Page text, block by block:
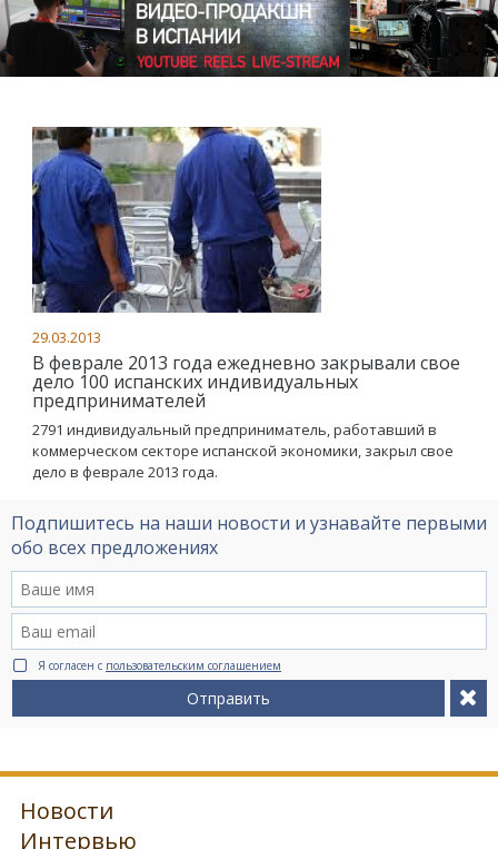
29.03.2013
В феврале 2013 года ежедневно закрывали свое
дело 100 испанских индивидуальных
предпринимателей
2791 индивидуальный предприниматель, работавший в
коммерческом секторе испанской экономики, закрыл свое
дело в феврале 2013 года.
Подпишитесь на наши новости и узнавайте первыми
обо всех предложениях
Я согласен с пользовательским соглашением
Отправить
Новости
Интервью